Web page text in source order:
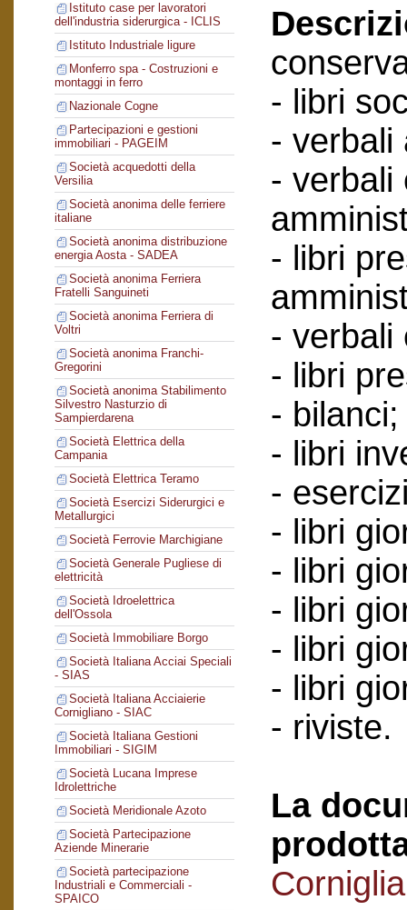
Istituto case per lavoratori
dell'industria siderurgica - ICLIS
Istituto Industriale ligure
Monferro spa - Costruzioni e
montaggi in ferro
Nazionale Cogne
Partecipazioni e gestioni
immobiliari - PAGEIM
Società acquedotti della
Versilia
Società anonima delle ferriere
italiane
Società anonima distribuzione
energia Aosta - SADEA
Società anonima Ferriera
Fratelli Sanguineti
Società anonima Ferriera di
Voltri
Società anonima Franchi-
Gregorini
Società anonima Stabilimento
Silvestro Nasturzio di
Sampierdarena
Società Elettrica della
Campania
Società Elettrica Teramo
Società Esercizi Siderurgici e
Metallurgici
Società Ferrovie Marchigiane
Società Generale Pugliese di
elettricità
Società Idroelettrica
dell'Ossola
Società Immobiliare Borgo
Società Italiana Acciai Speciali
- SIAS
Società Italiana Acciaierie
Cornigliano - SIAC
Società Italiana Gestioni
Immobiliari - SIGIM
Società Lucana Imprese
Idrolettriche
Società Meridionale Azoto
Società Partecipazione
Aziende Minerarie
Società partecipazione
Industriali e Commerciali -
SPAICO
- libri
- verbali
- verbali
- libri
- verbali
- libri
- bilanci;
- libri
-
- libri
- libri
- libri
- libri
- libri
- riviste.
La